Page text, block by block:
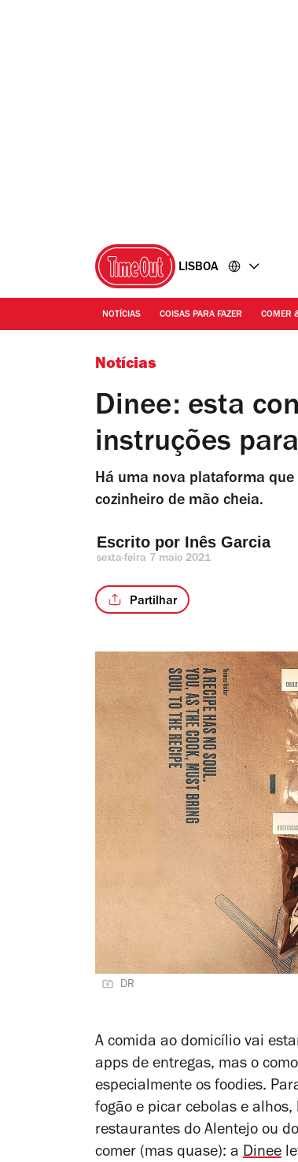
LISBOA
NOTÍCIAS COISAS PARA FAZER COMER
Notícias
Dinee: esta
instruções
Há uma nova plataforma
cozinheiro de mão cheia.
Escrito por Inês Garcia
sexta-feira 7 maio 2021
Partilhar
DR
A comida ao domicílio vai
apps de entregas, mas o
especialmente os foodies.
fogão e picar cebolas e
restaurantes do Alentejo ou
comer (mas quase): a Dinee